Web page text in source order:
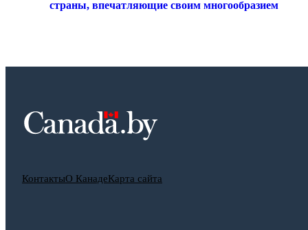
страны, впечатляющие своим многообразием
КонтактыО КанадеКарта сайта